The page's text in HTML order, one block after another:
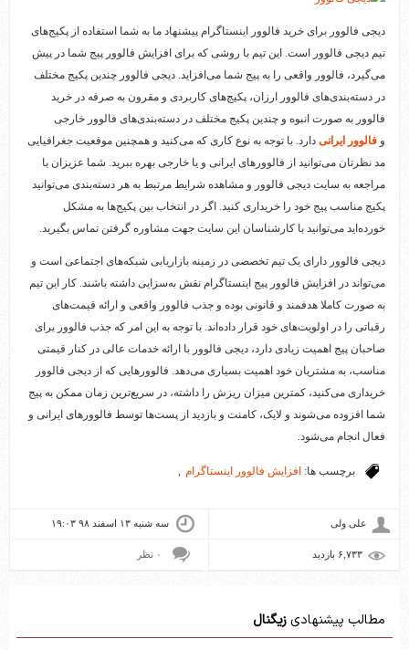
دیجی فالوور برای خرید فالوور اینستاگرام پیشنهاد ما به شما استفاده از پکیج‌های
تیم دیجی فالوور است. این تیم با روشی که برای افزایش فالوور پیج شما در پیش
می‌گیرد، فالوور واقعی را به پیج شما می‌افزاید. دیجی فالوور چندین پکیج مختلف
در دسته‌بندی‌های فالوور ارزان، پکیج‌های کاربردی و مقرون به صرفه در خرید
فالوور به صورت انبوه و چندین پکیج مختلف در دسته‌بندی‌های فالوور خارجی
فالوور ایرانیدارد. با توجه به نوع کاری که می‌کنید و همچنین موقعیت جغرافیایی
مد نظرتان می‌توانید از فالوورهای ایرانی و یا خارجی بهره ببرید. شما عزیزان با
مراجعه به سایت دیجی فالوور و مشاهده شرایط مرتبط به هر دسته‌بندی می‌توانید
پکیج مناسب پیج خود را خریداری کنید. اگر در انتخاب بین پکیج‌ها به مشکل
خورده‌اید می‌توانید با کارشناسان این سایت جهت مشاوره گرفتن تماس بگیرید.
دیجی فالوور دارای یک تیم تخصصی در زمینه بازاریابی شبکه‌های اجتماعی است و
می‌تواند در افزایش فالوور پیج اینستاگرام نقش به‌سزایی داشته باشند. کار این تیم
به صورت کاملا هدفمند و قانونی بوده و جذب فالوور واقعی و ارائه قیمت‌های
رقباتی را در اولویت‌های خود قرار داده‌اند. با توجه به این امر که جذب فالوور برای
صاحبان پیج اهمیت زیادی دارد، دیجی فالوور با ارائه خدمات عالی در کنار قیمتی
مناسب، به مشتریان خود اهمیت بسیاری می‌دهد. فالوورهایی که از دیجی فالوور
خریداری می‌کنید، کمترین میزان ریزش را داشته، در سریع‌ترین زمان ممکن به پیج
شما افزوده می‌شوند و لایک، کامنت و بازدید از پست‌ها توسط فالوورهای ایرانی و
فعال انجام می‌شود.
برچسب ها:افزایش فالوور اینستاگرام ,
علی ولی سه شنبه ۱۳ اسفند ۹۸ ۱۹:۰۳
۶,۷۳۳ بازديد